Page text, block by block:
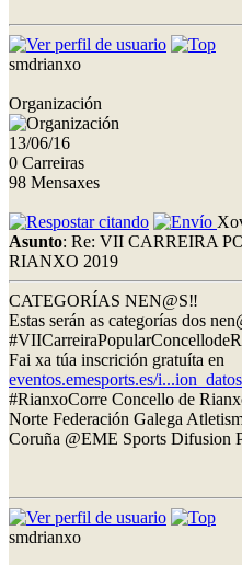
smdrianxo
Organización
13/06/16
0 Carreiras
98 Mensaxes
Asunto: Re: VII CARREIRA
RIANXO 2019
CATEGORÍAS NEN@S‼
Estas serán as categorías dos
Fai xa túa inscrición gratuíta en
eventos.emesports.es/
#RianxoCorre Concello de
Norte Federación Galega
Coruña @EME Sports Difusion
smdrianxo